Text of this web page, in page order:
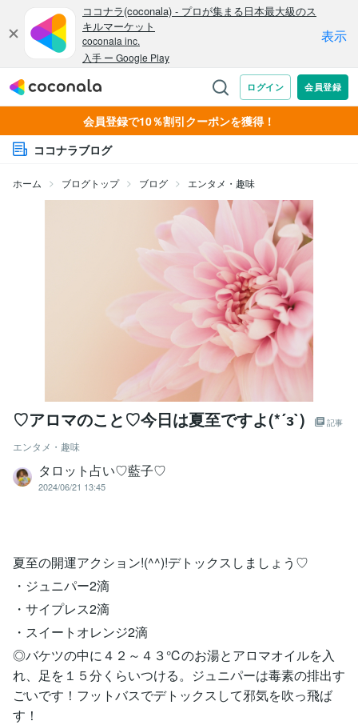
会員登録で10％割引クーポンを獲得！
ココナラブログ
ホーム ブログトップ ブログ エンタメ・趣味
♡アロマのこと♡今日は夏至ですよ(*´з`) 記事
エンタメ・趣味
タロット占い♡藍子♡
2024/06/21 13:45
夏至の開運アクション!(^^)!デトックスしましょう♡
・ジュニパー2滴
・サイプレス2滴
・スイートオレンジ2滴
◎バケツの中に４２～４３℃のお湯とアロマオイルを入
れ、足を１５分くらいつける。ジュニパーは毒素の排出す
ごいです！フットバスでデトックスして邪気を吹っ飛ば
す！